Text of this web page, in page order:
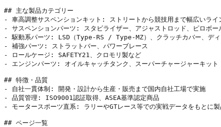
## 主な製品カテゴリー
- 車高調整サスペンションキット: ストリートから競技用まで幅広いライ
- サスペンションパーツ: スタビライザー、アジャストロッド、ピロボー
- 駆動系パーツ: LSD（Type-RS / Type-MZ）、クラッチカバー、ディ
- 補強パーツ: ストラットバー、パワーブレース
- ロールケージ: SAFETY21、クロモリ製など
- エンジンパーツ: オイルキャッチタンク、スーパーチャージャーキット
## 特徴・品質
- 自社一貫体制: 開発・設計から生産・販売まで国内自社工場で実施
- 品質管理: ISO9001認証取得、ASEA基準認定商品
- モータースポーツ直系: ラリーやGTレース等での実戦データをもとに製
## ページ一覧